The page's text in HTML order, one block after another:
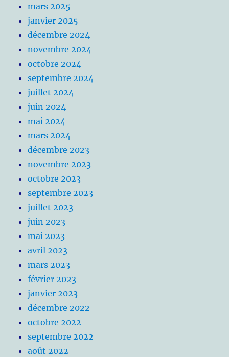
mars 2025
janvier 2025
décembre 2024
novembre 2024
octobre 2024
septembre 2024
juillet 2024
juin 2024
mai 2024
mars 2024
décembre 2023
novembre 2023
octobre 2023
septembre 2023
juillet 2023
juin 2023
mai 2023
avril 2023
mars 2023
février 2023
janvier 2023
décembre 2022
octobre 2022
septembre 2022
août 2022